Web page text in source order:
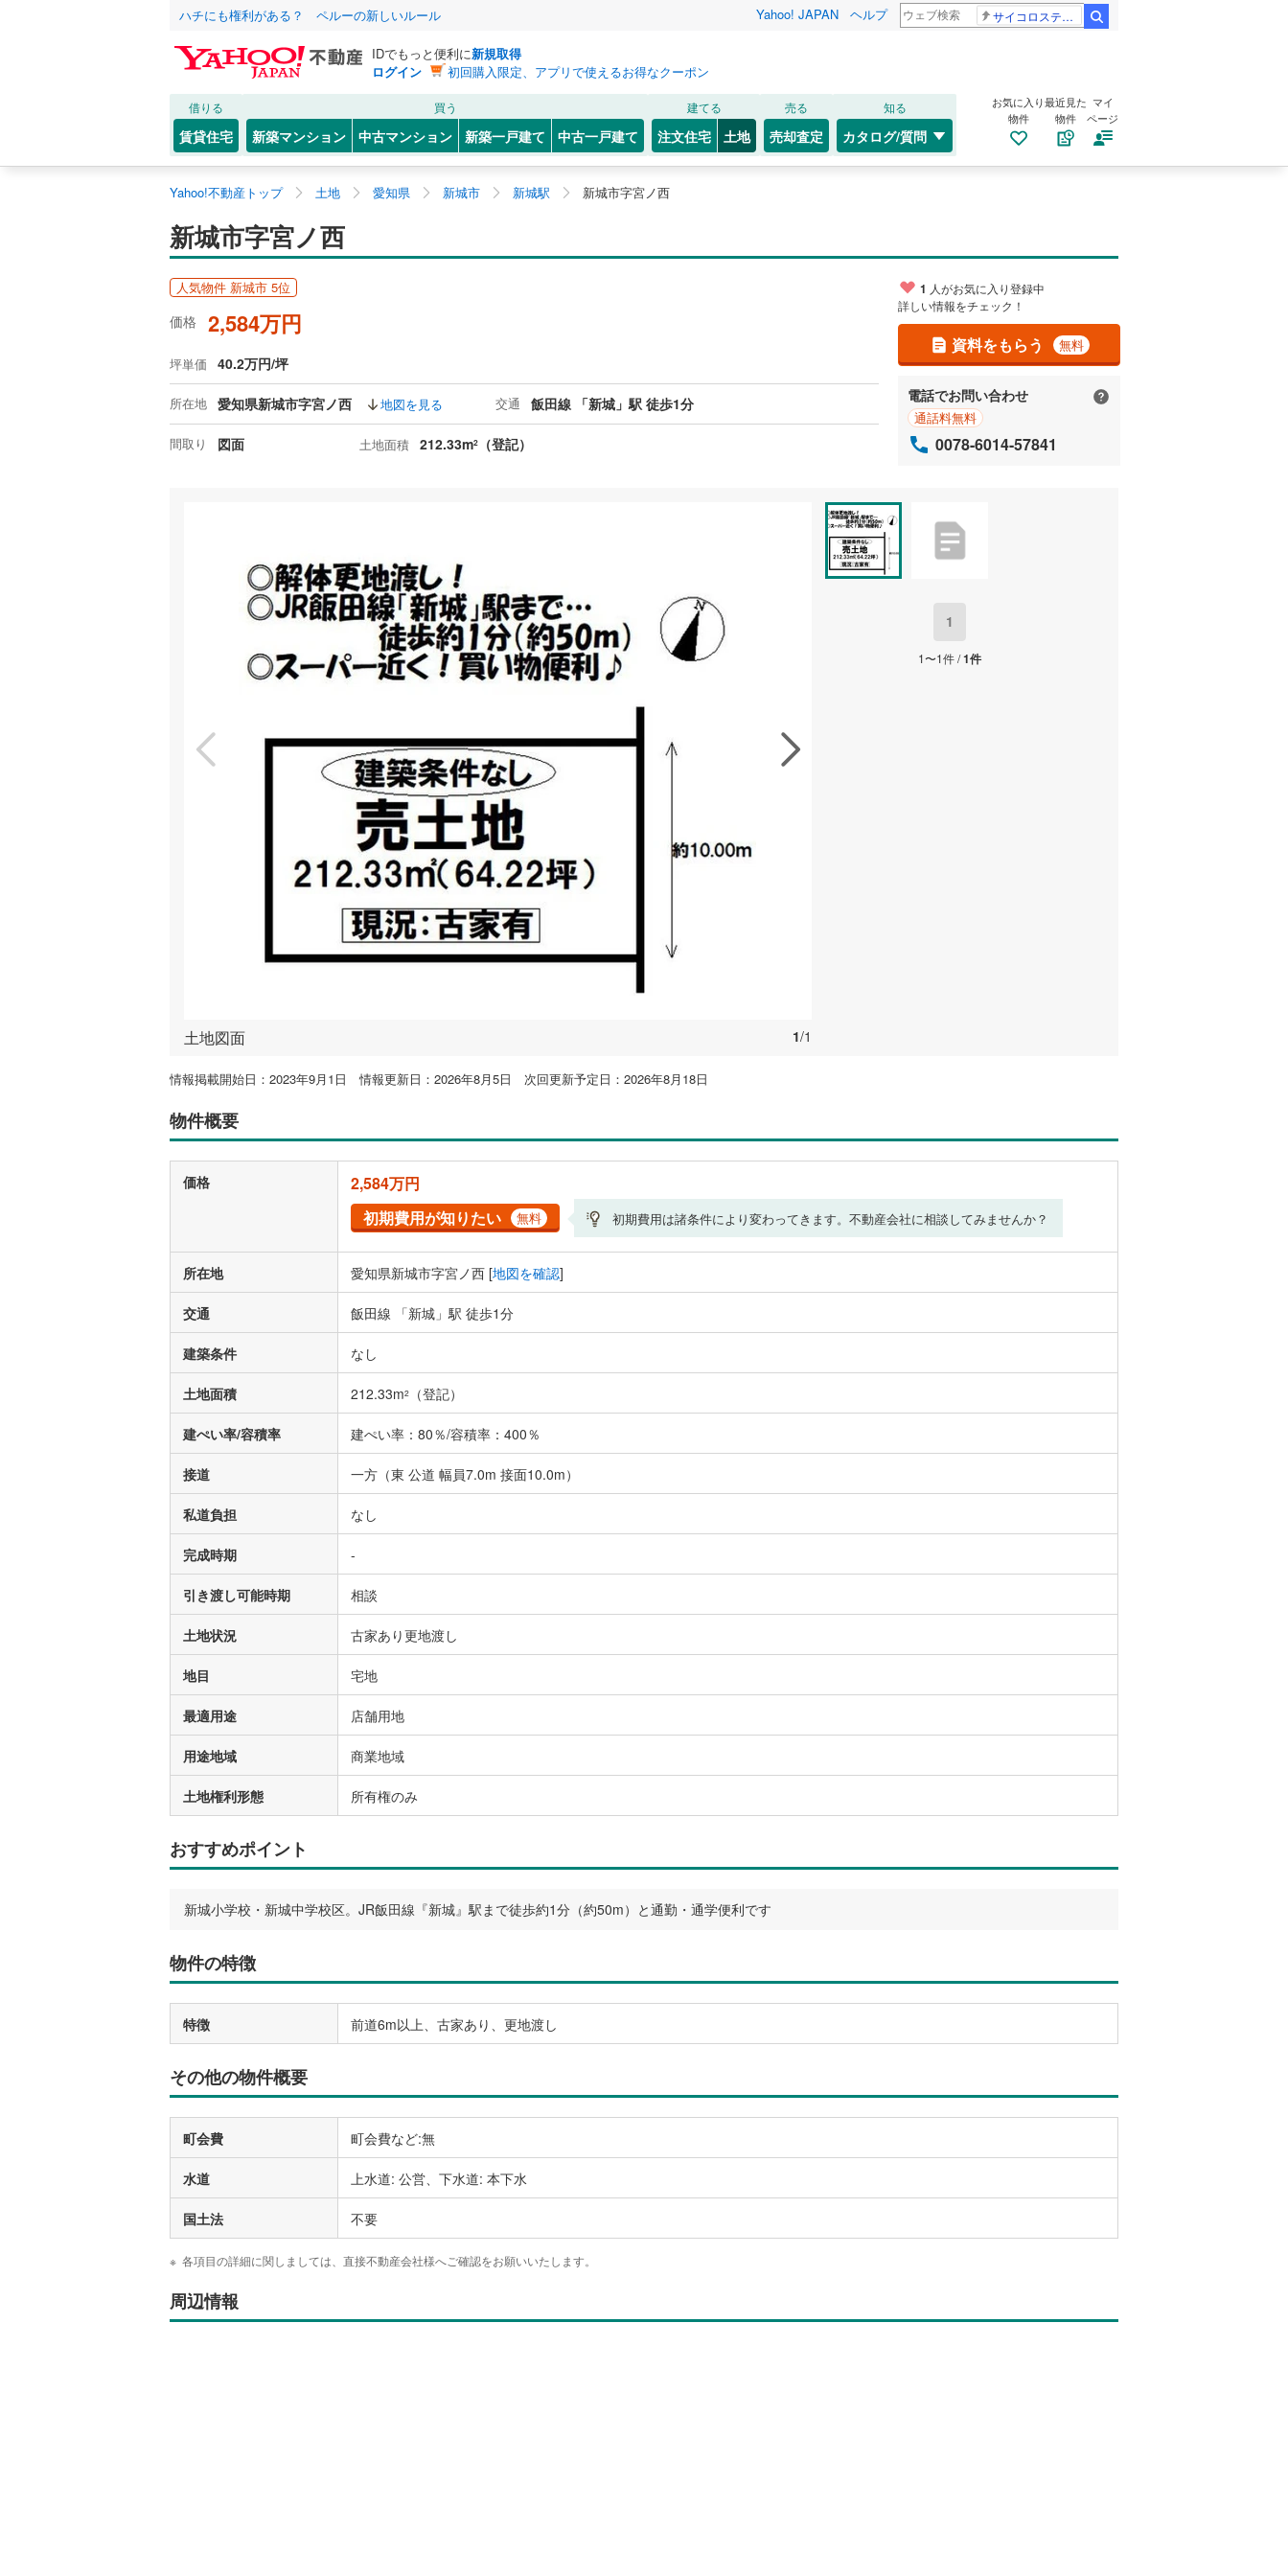
ハチにも権利がある？ ペルーの新しいルール Yahoo! JAPAN ヘルプ サイコロステーキ先輩
IDでもっと便利に新規取得
ログイン
初回購入限定、アプリで使えるお得なクーポン
借りる
賃貸住宅
買う
新築マンション 中古マンション 新築一戸建て 中古一戸建て
建てる
注文住宅 土地
売る
売却査定
知る
カタログ/質問
お気に入り
物件
最近見た
物件
マイ
ページ
Yahoo!不動産トップ 土地 愛知県 新城市 新城駅 新城市字宮ノ西
新城市字宮ノ西
人気物件 新城市 5位
価格 2,584万円
坪単価 40.2万円/坪
所在地 愛知県新城市字宮ノ西 地図を見る 交通 飯田線 「新城」駅 徒歩1分
間取り 図面 土地面積 212.33m2 （登記）
1 人がお気に入り登録中
詳しい情報をチェック！
資料をもらう 無料
電話でお問い合わせ
通話料無料
0078-6014-57841
資料をもらう
特徴の似た物件を見る
お気に入りに追加する
1/1
土地図面
1
1〜1件 /1件
情報掲載開始日：2023年9月1日 情報更新日：2026年8月5日 次回更新予定日：2026年8月18日
物件概要
価格
2,584万円
初期費用が知りたい
無料 初期費用は諸条件により変わってきます。不動産会社に相談してみませんか？
所在地 愛知県新城市字宮ノ西 [地図を確認]
交通 飯田線 「新城」駅 徒歩1分
建築条件 なし
土地面積 212.33m2 （登記）
建ぺい率/容積率 建ぺい率：80％/容積率：400％
接道 一方（東 公道 幅員7.0m 接面10.0m）
私道負担 なし
完成時期 -
引き渡し可能時期 相談
土地状況 古家あり更地渡し
地目 宅地
最適用途 店舗用地
用途地域 商業地域
土地権利形態 所有権のみ
おすすめポイント
新城小学校・新城中学校区。JR飯田線『新城』駅まで徒歩約1分（約50m）と通勤・通学便利です
物件の特徴
特徴 前道6m以上、古家あり、更地渡し
その他の物件概要
町会費 町会費など:無
水道 上水道: 公営、下水道: 本下水
国土法 不要
各項目の詳細に関しましては、直接不動産会社様へご確認をお願いいたします。
周辺情報